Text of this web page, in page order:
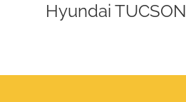
Hyundai TUCSON